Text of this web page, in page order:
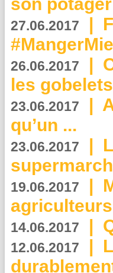
27.06.2017 |
26.06.2017 |
les
23.06.2017 |
qu’un ...
23.06.2017 |
19.06.2017 |
14.06.2017 |
12.06.2017 |